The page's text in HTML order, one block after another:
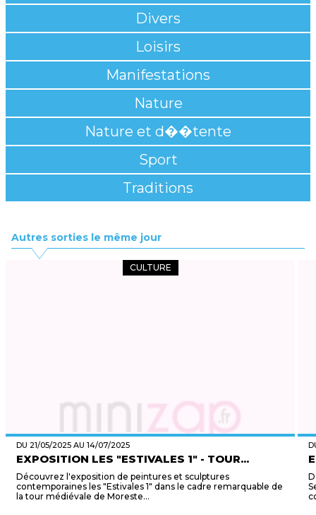
Divers
Loisirs
Manifestations
Nature
Nature et d��tente
Sport
Traditions
Autres sorties le même jour
CULTURE
DU 21/05/2025 AU 14/07/2025
EXPOSITION LES "ESTIVALES 1" - TOUR...
Découvrez l'exposition de peintures et sculptures
contemporaines les "Estivales 1" dans le cadre remarquable de
la tour médiévale de Moreste...